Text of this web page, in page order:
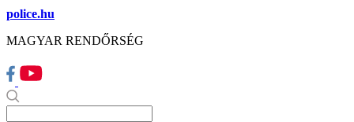
police.hu
MAGYAR RENDŐRSÉG